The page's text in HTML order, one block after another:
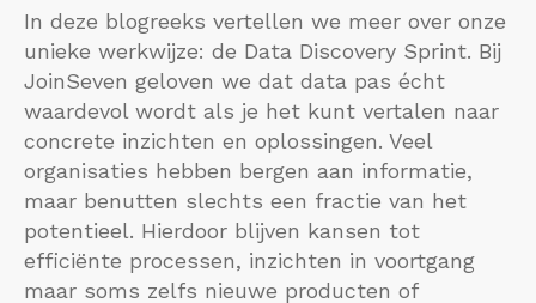
In deze blogreeks vertellen we meer over onze
unieke werkwijze: de Data Discovery Sprint. Bij
JoinSeven geloven we dat data pas écht
waardevol wordt als je het kunt vertalen naar
concrete inzichten en oplossingen. Veel
organisaties hebben bergen aan informatie,
maar benutten slechts een fractie van het
potentieel. Hierdoor blijven kansen tot
efficiënte processen, inzichten in voortgang
maar soms zelfs nieuwe producten of